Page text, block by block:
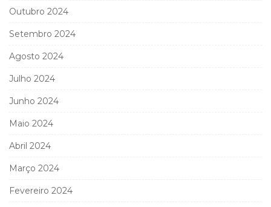
Outubro 2024
Setembro 2024
Agosto 2024
Julho 2024
Junho 2024
Maio 2024
Abril 2024
Março 2024
Fevereiro 2024